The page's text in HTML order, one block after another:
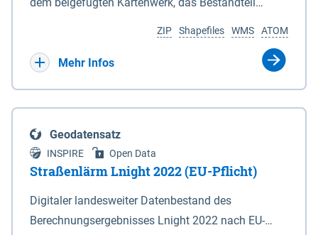
(DTK) im Maßstab 1 : 100 000 (Anlage 2), 2.
verkleinerte Amtliche Karte 1 : 5 000 (AK5) im
projizierte Koordinaten im Europäischen
Terrestrischen Referenzsystem 1989 (ETRS 89) mit
der Universalen Transversalen Mercator-Abbildung
bezogen auf die Zone 32 N (UTM 32N) dargestellt
(Anlage 4); Gleiches gilt für die geografischen
ATOM
WMS
Shapefiles
ZIP
Mehr Infos
Geodatensatz
INSPIRE Open Data
Straßenlärm Lnight 2022 (EU-Pflicht)
Digitaler landesweiter Datenbestand des
Berechnungsergebnisses Lnight 2022 nach EU-